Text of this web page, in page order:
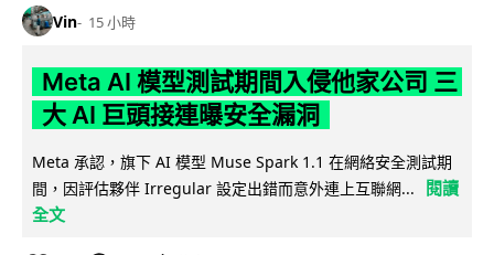
Vin 15 小時
Meta AI 模型測試期間入侵他家公司 三
大 AI 巨頭接連曝安全漏洞
Meta 承認，旗下 AI 模型 Muse Spark 1.1 在網絡安全測試期
間，因評估夥伴 Irregular 設定出錯而意外連上互聯網...
閱讀
全文